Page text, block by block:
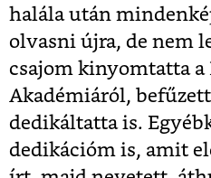
halála után
olvasni újra, de nem
csajom kinyomtatta
Akadémiáról,
dedikáltatta is.
dedikációm is, amit